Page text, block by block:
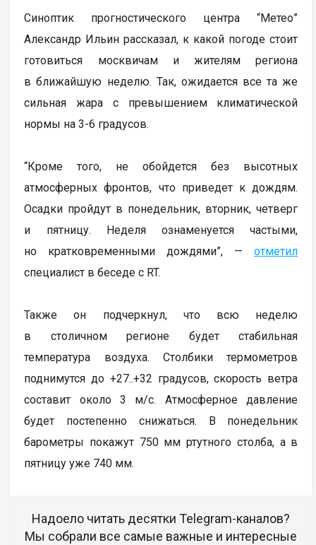
Синоптик прогностического центра “Метео”
Александр Ильин рассказал, к какой погоде стоит
готовиться москвичам и жителям региона
в ближайшую неделю. Так, ожидается все та же
сильная жара с превышением климатической
нормы на 3-6 градусов.
“Кроме того, не обойдется без высотных
атмосферных фронтов, что приведет к дождям.
Осадки пройдут в понедельник, вторник, четверг
и пятницу. Неделя ознаменуется частыми,
но кратковременными дождями”, —отметил
специалист в беседе с RT.
Также он подчеркнул, что всю неделю
в столичном регионе будет стабильная
температура воздуха. Столбики термометров
поднимутся до +27..+32 градусов, скорость ветра
составит около 3 м/с. Атмосферное давление
будет постепенно снижаться. В понедельник
барометры покажут 750 мм ртутного столба, а в
пятницу уже 740 мм.
Надоело читать десятки Telegram-каналов?
Мы собрали все самые важные и интересные